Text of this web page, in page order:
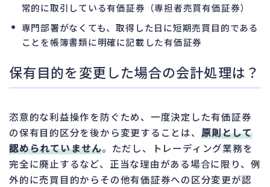
常的に取引している有価証券（専担者売買有価証券）
専門部署がなくても、取得した日に短期売買目的である
ことを帳簿書類に明確に記載した有価証券
保有目的を変更した場合の会計処理は？
恣意的な利益操作を防ぐため、一度決定した有価証券
の保有目的区分を後から変更することは、 原則として
認められていません。ただし、トレーディング業務を
完全に廃止するなど、正当な理由がある場合に限り、例
外的に売買目的からその他有価証券への区分変更が認